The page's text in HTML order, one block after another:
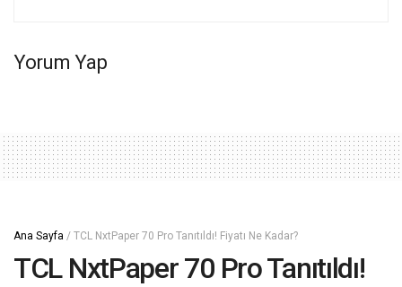
Yorum Yap
Ana Sayfa / TCL NxtPaper 70 Pro Tanıtıldı! Fiyatı Ne Kadar?
TCL NxtPaper 70 Pro Tanıtıldı!